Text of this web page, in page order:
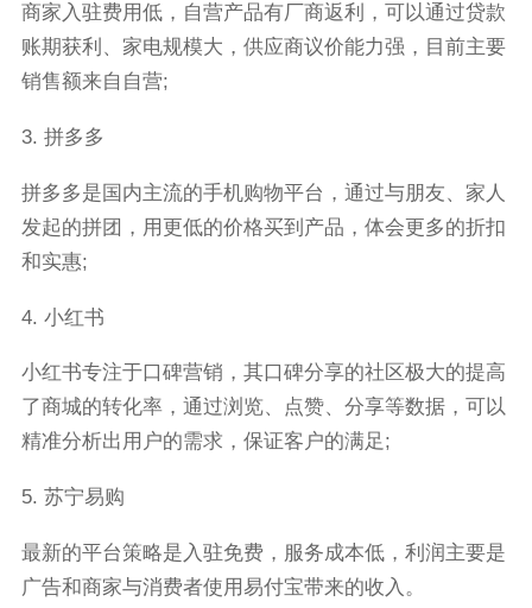
商家入驻费用低，自营产品有厂商返利，可以通过贷款
账期获利、家电规模大，供应商议价能力强，目前主要
销售额来自自营;
3. 拼多多
拼多多是国内主流的手机购物平台，通过与朋友、家人
发起的拼团，用更低的价格买到产品，体会更多的折扣
和实惠;
4. 小红书
小红书专注于口碑营销，其口碑分享的社区极大的提高
了商城的转化率，通过浏览、点赞、分享等数据，可以
精准分析出用户的需求，保证客户的满足;
5. 苏宁易购
最新的平台策略是入驻免费，服务成本低，利润主要是
广告和商家与消费者使用易付宝带来的收入。